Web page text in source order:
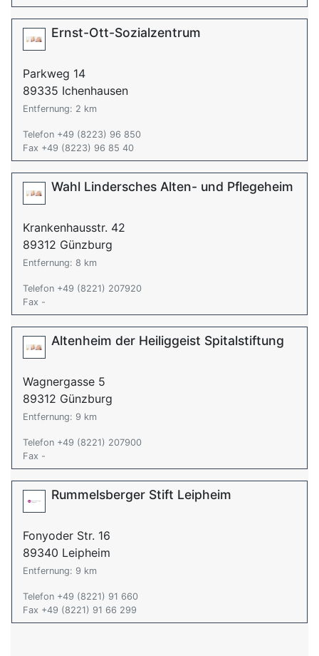
Ernst-Ott-Sozialzentrum
Parkweg 14
89335 Ichenhausen
Entfernung: 2 km
Telefon +49 (8223) 96 850
Fax +49 (8223) 96 85 40
Wahl Lindersches Alten- und Pflegeheim
Krankenhausstr. 42
89312 Günzburg
Entfernung: 8 km
Telefon +49 (8221) 207920
Fax -
Altenheim der Heiliggeist Spitalstiftung
Wagnergasse 5
89312 Günzburg
Entfernung: 9 km
Telefon +49 (8221) 207900
Fax -
Rummelsberger Stift Leipheim
Fonyoder Str. 16
89340 Leipheim
Entfernung: 9 km
Telefon +49 (8221) 91 660
Fax +49 (8221) 91 66 299